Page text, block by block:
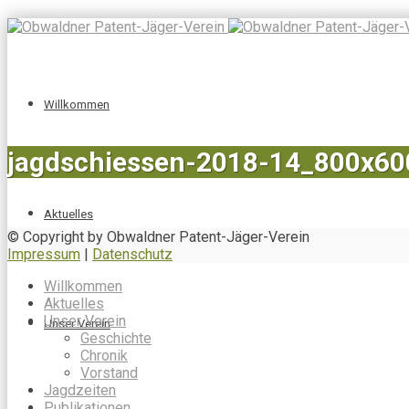
Willkommen
Aktuelles
Unser Verein
jagdschiessen-2018-
© Copyright by Obwaldner Patent-Jäger-Verein
Impressum
Datenschutz
Willkommen
Aktuelles
Unser Verein
Geschichte
Chronik
Vorstand
Jagdzeiten